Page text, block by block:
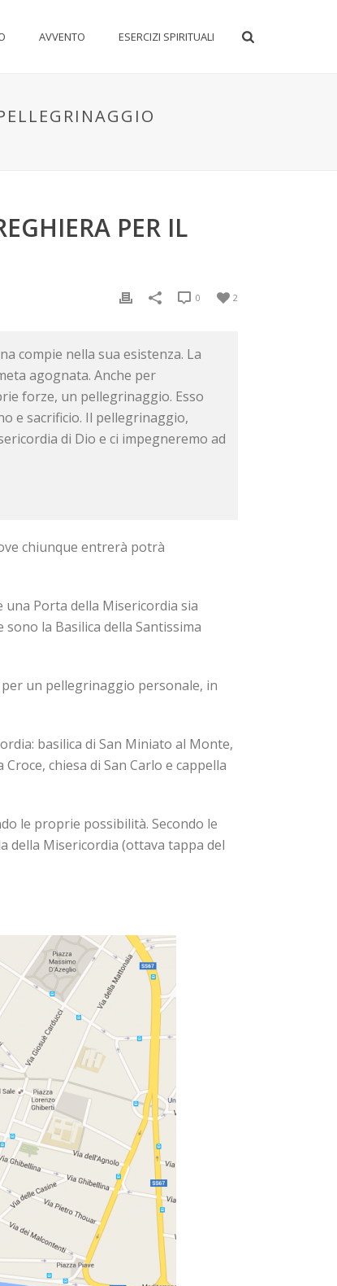
AVVENTO ESERCIZI SPIRITUALI
PER IL
2
0
compie nella sua esistenza. La
agognata. Anche per
forze, un pellegrinaggio. Esso
e sacrificio. Il pellegrinaggio,
di Dio e ci impegneremo ad
chiunque entrerà potrà
una Porta della Misericordia sia
la Basilica della Santissima
un pellegrinaggio personale, in
basilica di San Miniato al Monte,
chiesa di San Carlo e cappella
le proprie possibilità. Secondo le
della Misericordia (ottava tappa del